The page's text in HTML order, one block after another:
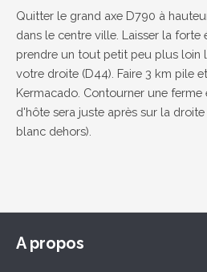
Quitter le grand axe D790 à
dans le centre ville. Laisser la
prendre un tout petit peu plus loin
votre droite (D44). Faire 3 km pile
Kermacado. Contourner une ferme
d'hôte sera juste après sur la
blanc dehors).
A propos